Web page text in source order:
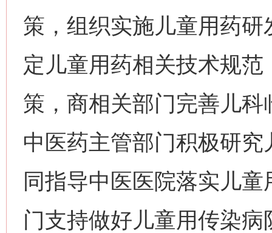
策，组织实施儿童用药
定儿童用药相关技术规
策，商相关部门完善儿
中医药主管部门积极研
同指导中医医院落实儿
门支持做好儿童用传染